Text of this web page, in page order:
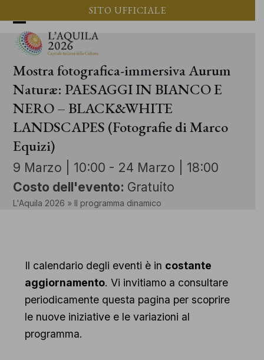
al
contenuto
SITO UFFICIALE
Apri
menu
mobile
Chiudi
menu
mobile
Mostra fotografica-immersiva Aurum
Naturæ: PAESAGGI IN BIANCO E
NERO – BLACK&WHITE
LANDSCAPES (Fotografie di Marco
Equizi)
9 Marzo | 10:00 - 24 Marzo | 18:00
Costo dell'evento: Gratuito
L'Aquila 2026 » Il programma dinamico
Il calendario degli eventi è in costante
aggiornamento. Vi invitiamo a consultare
periodicamente questa pagina per scoprire
le nuove iniziative e le variazioni al
programma.